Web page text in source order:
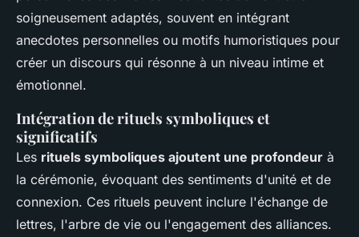
soigneusement adaptés, souvent en intégrant
anecdotes personnelles ou motifs humoristiques pour
créer un discours qui résonne à un niveau intime et
émotionnel.
Intégration de rituels symboliques et
significatifs
Les rituels symboliques ajoutent une profondeur à
la cérémonie, évoquant des sentiments d'unité et de
connexion. Ces rituels peuvent inclure l'échange de
lettres, l'arbre de vie ou l'engagement des alliances.